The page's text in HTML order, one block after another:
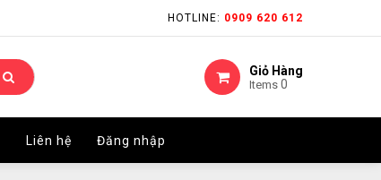
HOTLINE: 0909 620 612
Giỏ Hàng
Items 0
Liên hệ Đăng nhập
HOTLINE: 0909 620 612
Giỏ Hàng
Items 0
Liên hệ Đăng nhập